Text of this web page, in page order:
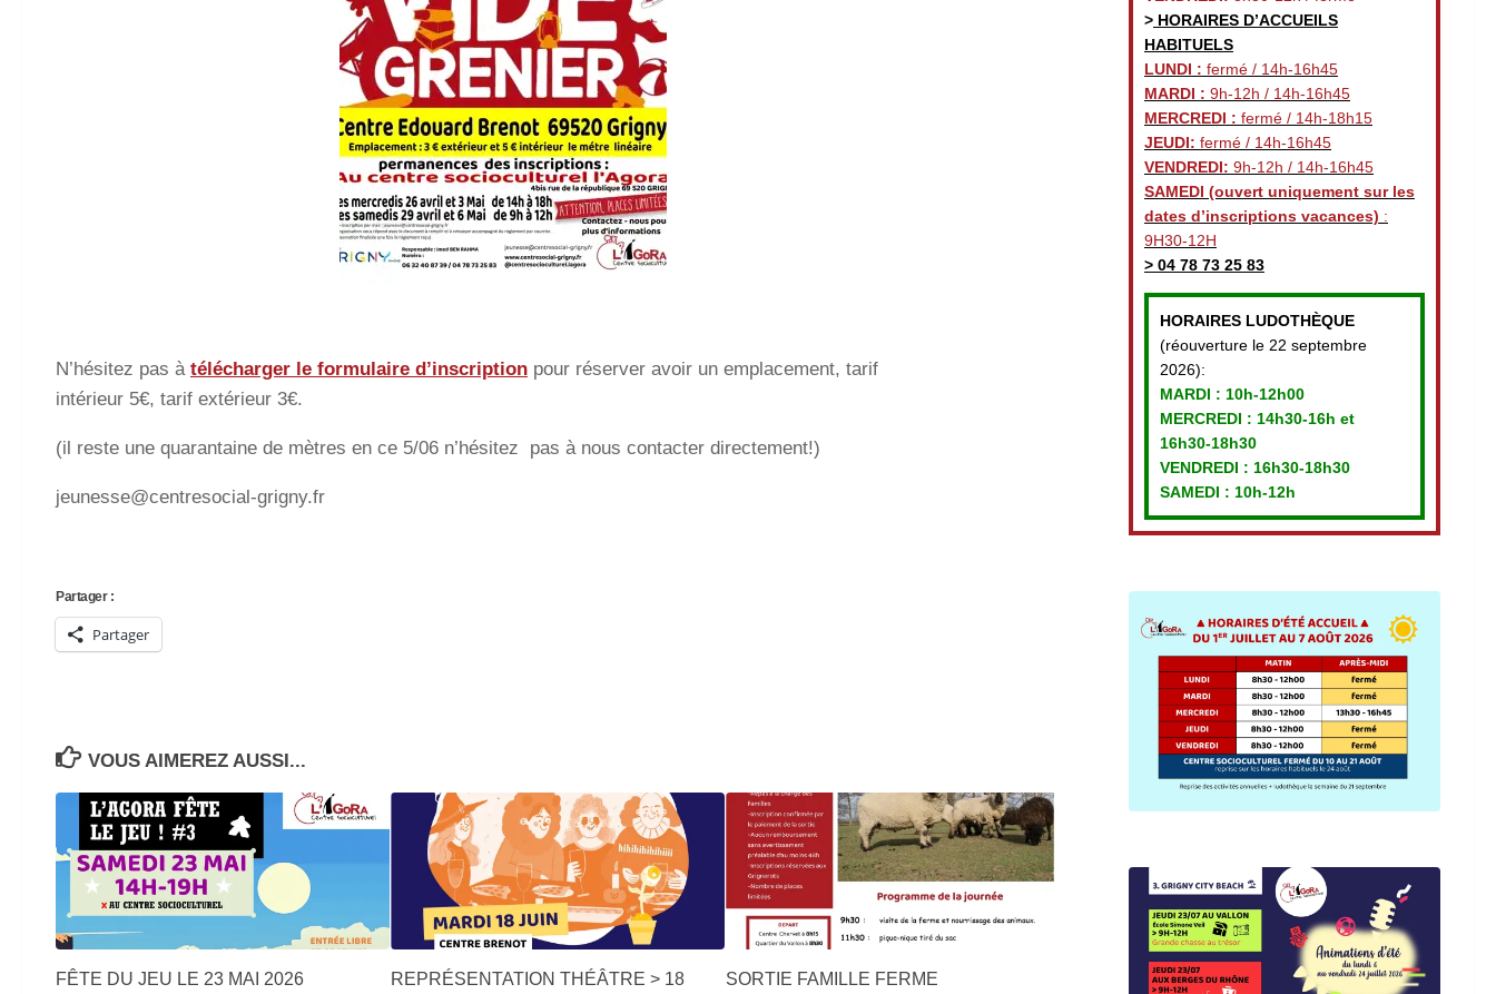
N’hésitez pas à télécharger le formulaire d’inscription pour réserver avoir un emplacement, tarif
intérieur 5€, tarif extérieur 3€.
(il reste une quarantaine de mètres en ce 5/06 n’hésitez pas à nous contacter directement!)
jeunesse@centresocial-grigny.fr
Partager :
Partager
VOUS AIMEREZ AUSSI...
FÊTE DU JEU LE 23 MAI 2026
REPRÉSENTATION THÉÂTRE > 18
SORTIE FAMILLE FERME
> HORAIRES D’ACCUEILS
HABITUELS
LUNDI : fermé / 14h-16h45
MARDI : 9h-12h / 14h-16h45
MERCREDI : fermé / 14h-18h15
JEUDI: fermé / 14h-16h45
VENDREDI: 9h-12h / 14h-16h45
SAMEDI (ouvert uniquement sur les
dates d’inscriptions vacances) :
9H30-12H
> 04 78 73 25 83
HORAIRES LUDOTHÈQUE
(réouverture le 22 septembre
2026):
MARDI : 10h-12h00
MERCREDI : 14h30-16h et
16h30-18h30
VENDREDI : 16h30-18h30
SAMEDI : 10h-12h